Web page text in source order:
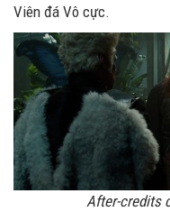
Viên đá Vô cực.
After-credits